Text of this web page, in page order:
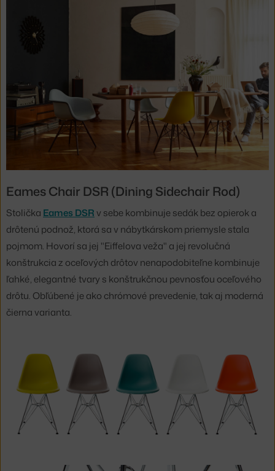
Eames Chair DSR (Dining Sidechair Rod)
Stolička Eames DSRv sebe kombinuje sedák bez opierok a
drôtenú podnož, ktorá sa v nábytkárskom priemysle stala
pojmom. Hovorí sa jej "Eiffelova veža" a jej revolučná
konštrukcia z oceľových drôtov nenapodobiteľne kombinuje
ľahké, elegantné tvary s konštrukčnou pevnosťou oceľového
drôtu. Obľúbené je ako chrómové prevedenie, tak aj moderná
čierna varianta.